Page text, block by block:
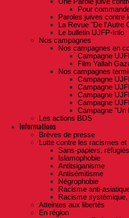
Pour
Paroles juives contre
La Revue "De l'Autre
Le bulletin UJFP-Info
Nos campagnes
Nos campagnes en
Campagne
Film Yallah
Nos campagnes
Campagne
Campagne
Campagne
Campagne
Campagne "Un
Les actions BDS
Informations
Brèves de presse
Lutte contre les racismes
Sans-papiers,
Islamophobie
Antitsiganisme
Antisémitisme
Négrophobie
Racisme anti-
Racisme
Atteintes aux libertés
En région